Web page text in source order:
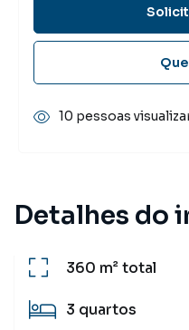
Detalhes do
360 m²total
3 quartos
10 pessoas